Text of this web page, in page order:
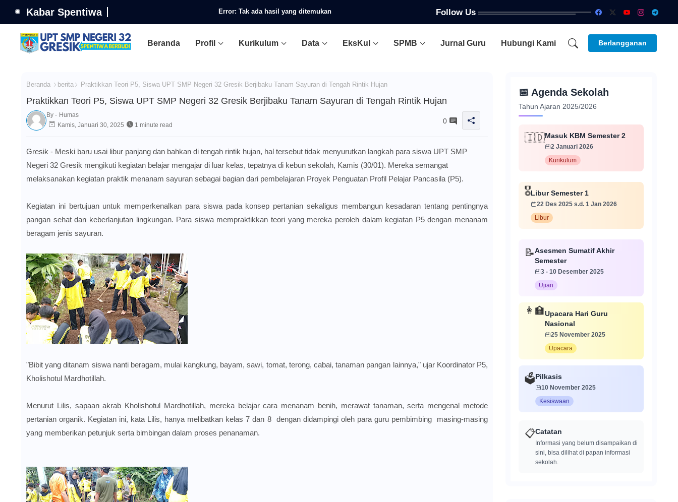
Kabar Spentiwa Error: Tak ada hasil yang ditemukan Follow Us
Beranda Profil Kurikulum Data EksKul SPMB Jurnal Guru Hubungi Kami Berlangganan
Beranda berita Praktikkan Teori P5, Siswa UPT SMP Negeri 32 Gresik Berjibaku Tanam Sayuran di Tengah Rintik Hujan
Praktikkan Teori P5, Siswa UPT SMP Negeri 32 Gresik Berjibaku Tanam Sayuran di Tengah Rintik Hujan
By - Humas
Kamis, Januari 30, 2025
1 minute read 0
Gresik - Meski baru usai libur panjang dan bahkan di tengah rintik hujan, hal tersebut tidak menyurutkan langkah para siswa UPT SMP
Negeri 32 Gresik mengikuti kegiatan belajar mengajar di luar kelas, tepatnya di kebun sekolah, Kamis (30/01). Mereka semangat
melaksanakan kegiatan praktik menanam sayuran sebagai bagian dari pembelajaran Proyek Penguatan Profil Pelajar Pancasila (P5).
Kegiatan ini bertujuan untuk memperkenalkan para siswa pada konsep pertanian sekaligus membangun kesadaran tentang pentingnya
pangan sehat dan keberlanjutan lingkungan. Para siswa mempraktikkan teori yang mereka peroleh dalam kegiatan P5 dengan menanam
beragam jenis sayuran.
"Bibit yang ditanam siswa nanti beragam, mulai kangkung, bayam, sawi, tomat, terong, cabai, tanaman pangan lainnya," ujar Koordinator P5,
Kholishotul Mardhotillah.
Menurut Lilis, sapaan akrab Kholishotul Mardhotillah, mereka belajar cara menanam benih, merawat tanaman, serta mengenal metode
pertanian organik. Kegiatan ini, kata Lilis, hanya melibatkan kelas 7 dan 8 dengan didampingi oleh para guru pembimbing masing-masing
yang memberikan petunjuk serta bimbingan dalam proses penanaman.
📅 Agenda Sekolah
Tahun Ajaran 2025/2026
🇮🇩 Masuk KBM Semester 2
2 Januari 2026
Kurikulum
🎖️Libur Semester 1
22 Des 2025 s.d. 1 Jan 2026
Libur
📝Asesmen Sumatif Akhir
Semester
3 - 10 Desember 2025
Ujian
👩‍🏫Upacara Hari Guru
Nasional
25 November 2025
Upacara
🗳️ Pilkasis
10 November 2025
Kesiswaan
📋Catatan
Informasi yang belum disampaikan di
sini, bisa dilihat di papan informasi
sekolah.